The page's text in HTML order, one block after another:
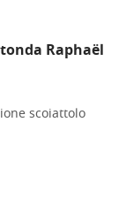
Raphaël
scoiattolo